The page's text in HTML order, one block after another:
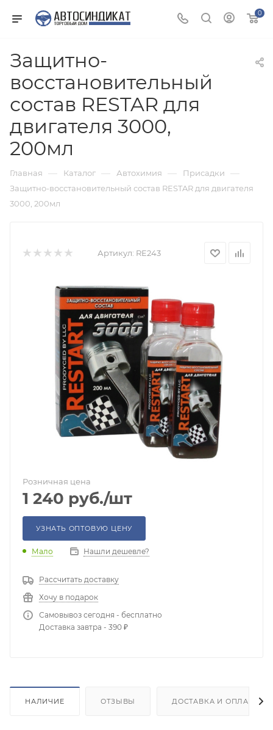
0
Защитно-
восстановительный
состав RESTAR для
двигателя 3000,
200мл
Главная — Каталог — Автохимия — Присадки —
Защитно-восстановительный состав RESTAR для двигателя
3000, 200мл
Артикул: RE243
Розничная цена
1 240 руб./шт
УЗНАТЬ ОПТОВУЮ ЦЕНУ
Мало Нашли дешевле?
Рассчитать доставку
Хочу в подарок
Самовывоз сегодня - бесплатно
Доставка завтра - 390 ₽
НАЛИЧИЕ ОТЗЫВЫ ДОСТАВКА И ОПЛАТА